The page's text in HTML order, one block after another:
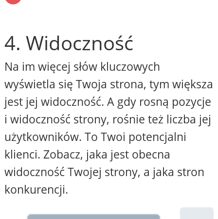
4. Widoczność
Na im więcej słów kluczowych
wyświetla się Twoja strona, tym większa
jest jej widoczność. A gdy rosną pozycje
i widoczność strony, rośnie też liczba jej
użytkowników. To Twoi potencjalni
klienci. Zobacz, jaka jest obecna
widoczność Twojej strony, a jaka stron
konkurencji.